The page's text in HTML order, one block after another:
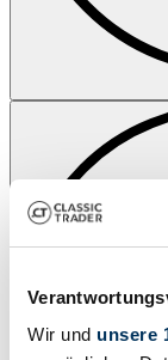
Wir und unsere